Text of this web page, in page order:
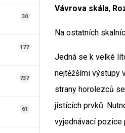
30
177
737
61
Vávrova skála,
Na ostatních
Jedná se k velké
nejtěžšími výstupy
strany horolezců
jistících prvků.
vyjednávací pozice